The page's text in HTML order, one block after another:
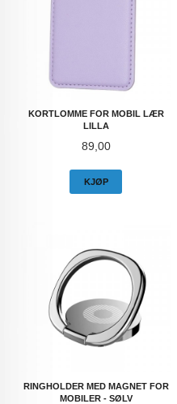
KORTLOMME FOR MOBIL LÆR
LILLA
Pris
89,00
KJØP
RINGHOLDER MED MAGNET FOR
MOBILER - SØLV